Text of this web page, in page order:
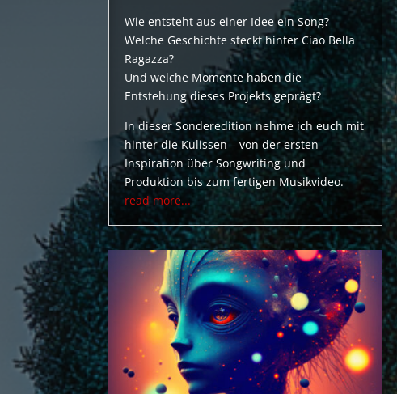
Wie entsteht aus einer Idee ein Song?
Welche Geschichte steckt hinter Ciao Bella
Ragazza?
Und welche Momente haben die
Entstehung dieses Projekts geprägt?
In dieser Sonderedition nehme ich euch mit
hinter die Kulissen – von der ersten
Inspiration über Songwriting und
Produktion bis zum fertigen Musikvideo.
read more...